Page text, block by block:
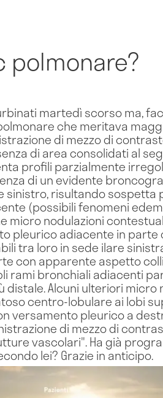
polmonare?
martedì scorso ma,
che meritava
di mezzo di
di area consolidati al
profili parzialmente
di un evidente
risultando
(possibili fenomeni
nodulazioni
pleurico adiacente in
tra loro in sede ilare
con apparente aspetto
rami bronchiali adiacenti
Alcuni ulteriori
centro-lobulare ai lobi
versamento pleurico a
di mezzo di
vascolari". Ha già
lei? Grazie in anticipo.